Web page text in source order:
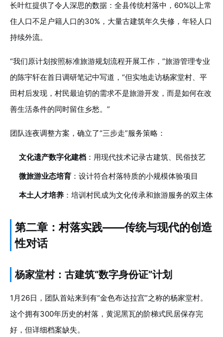
长叶红提供了令人深思的数据：全县传统村落中，60%以上常
住人口不足户籍人口的30%，大量古建筑年久失修，年轻人口
持续外流。
“我们原计划按照标准旅游规划流程开展工作，”旅游管理专业
的陈宇轩在首日调研笔记中写道，“但实地走访杨家堂村、平
田村后发现，村民最迫切的需求不是旅游开发，而是如何在改
善生活条件的同时留住乡愁。”
团队连夜调整方案，确立了“三步走”服务策略：
文化遗产数字化建档 ：用现代技术记录古建筑、民俗技艺
微旅游业态培育 ：设计符合村落特质的小规模体验项目
本土人才培养 ：培训村民成为文化传承和旅游服务的双主体
第二章：村落实践——传统与现代的创造
性对话
杨家堂村：古建筑“数字身份证”计划
1月26日，团队首站来到有“金色布达拉宫”之称的杨家堂村。
这个拥有300年历史的村落，黄泥黑瓦的阶梯式民居保存完
好，但详细档案缺失。